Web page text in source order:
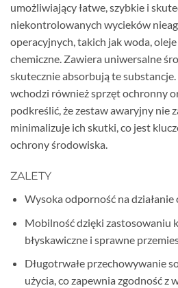
umożliwiający łatwe, szybkie i
niekontrolowanych wycieków
operacyjnych, takich jak woda,
chemiczne. Zawiera uniwersalne
skutecznie absorbują te substancje.
wchodzi również sprzęt ochronny
podkreślić, że zestaw awaryjny nie
minimalizuje ich skutki, co jest
ochrony środowiska.
ZALETY
Wysoka odporność na działanie
Mobilność dzięki zastosowaniu
błyskawiczne i sprawne
Długotrwałe przechowywanie
użycia, co zapewnia zgodność z